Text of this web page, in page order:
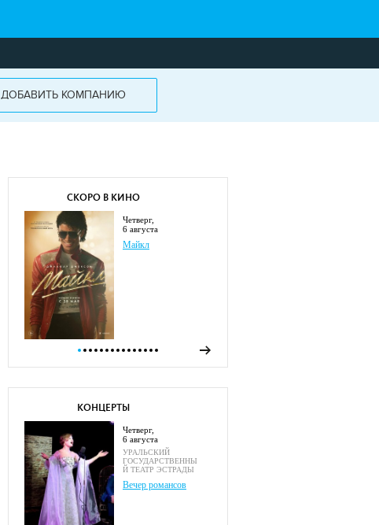
ДОБАВИТЬ КОМПАНИЮ
СКОРО В КИНО
четверг,
6 августа
Майкл
КОНЦЕРТЫ
четверг,
6 августа
УРАЛЬСКИЙ
ГОСУДАРСТВЕННЫ
Й ТЕАТР ЭСТРАДЫ
Вечер романсов